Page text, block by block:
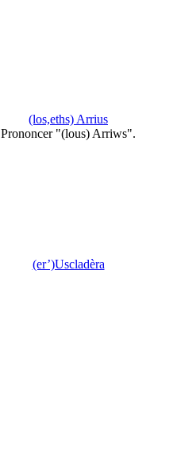
(los,eths) Arrius
Prononcer "(lous) Arriws".
(er’)Uscladèra